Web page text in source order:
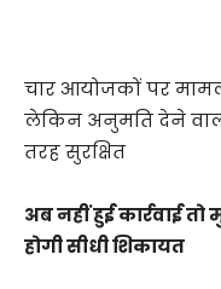
चार आयोजकों पर
लेकिन अनुमति देने
तरह सुरक्षित
अब नहीं हुई कार्रवाई
होगी सीधी शिकायत